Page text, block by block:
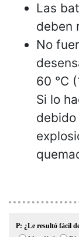
Las
deben
No
60 °C
Si lo